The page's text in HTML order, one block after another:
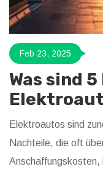
Feb 23, 2025
Was sind
Elektroautos sind
Nachteile, die oft
Anschaffungskosten,